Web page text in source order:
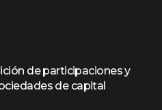
de participaciones y
de capital